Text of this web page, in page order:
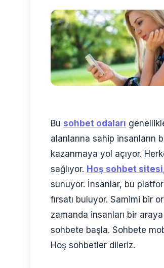
Bu sohbet odaları
alanlarına sahip insanların
kazanmaya yol açıyor.
sağlıyor. Hoş sohbet sitesi
sunuyor. İnsanlar, bu
fırsatı buluyor. Samimi bir
zamanda insanları bir
sohbete başla. Sohbete
Hoş sohbetler dileriz.